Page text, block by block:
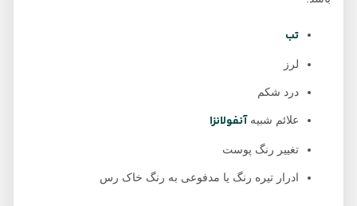
تب
لرز
درد شکم
علائم شبیهآنفولانزا
تغییر رنگ پوست
ادرار تیره رنگ یا مدفوعی به رنگ خاک رس